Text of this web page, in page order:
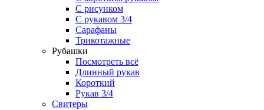
С рисунком
С рукавом 3/4
Сарафаны
Трикотажные
Рубашки
Посмотреть всё
Длинный рукав
Короткий
Рукав 3/4
Свитеры